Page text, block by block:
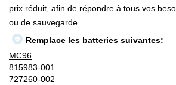
prix réduit, afin de répondre à tous vos
ou de sauvegarde.
Remplace les batteries suivantes:
MC96
815983-001
727260-002